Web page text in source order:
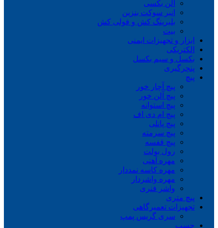
آلن بکسی
انبر سوکت بنزین
بلبرینگ کش و فولی کش
بیت
ابزار و تجهیزات ایمنی
الکتریکی
بکسل و سیم بکسل
پنچرگیری
پیچ
پیچ آچار خور
پیچ آلن خور
پیچ استوانه
پیچ ام دی اف
پیچ پانلی
پیچ سرمته
پیچ قفسه
رول بولت
مهره آهنی
مهره کاسه نمددار
مهره واشردار
واشر فنری
پیچ متری
تجهیزات تعمیرگاهی
سری گریس پمپ
چسب